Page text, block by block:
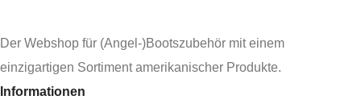
Der Webshop für (Angel-)Bootszubehör mit einem
einzigartigen Sortiment amerikanischer Produkte.
Informationen